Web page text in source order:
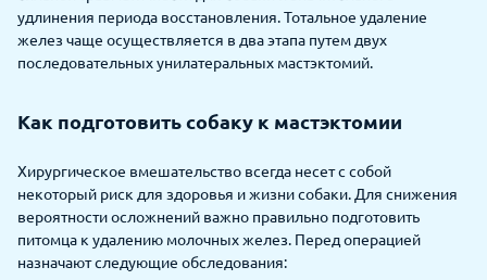
удлинения периода восстановления. Тотальное удаление
желез чаще осуществляется в два этапа путем двух
последовательных унилатеральных мастэктомий.
Как подготовить собаку к мастэктомии
Хирургическое вмешательство всегда несет с собой
некоторый риск для здоровья и жизни собаки. Для снижения
вероятности осложнений важно правильно подготовить
питомца к удалению молочных желез. Перед операцией
назначают следующие обследования: